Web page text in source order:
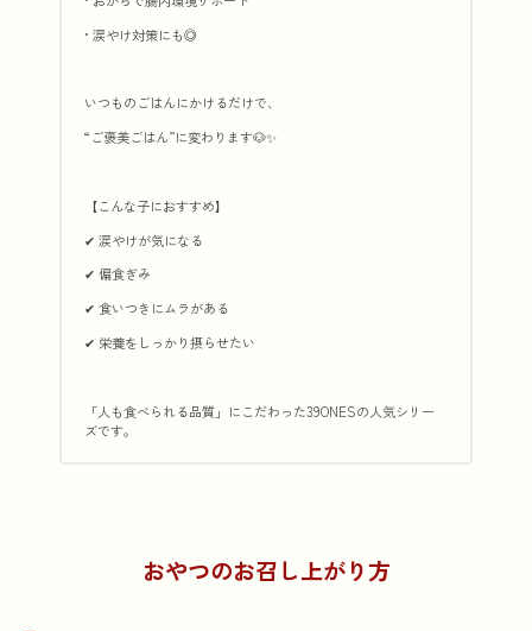
• 涙やけ対策にも◎
いつものごはんにかけるだけで、
“ご褒美ごはん”に変わります🐶✨
【こんな子におすすめ】
✔ 涙やけが気になる
✔ 偏食ぎみ
✔ 食いつきにムラがある
✔ 栄養をしっかり摂らせたい
「人も食べられる品質」にこだわった39ONESの人気シリー
ズです。
おやつのお召し上がり方